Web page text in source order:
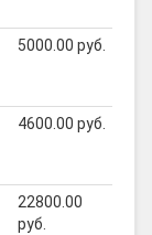
5000.00 руб.
4600.00 руб.
22800.00
руб.